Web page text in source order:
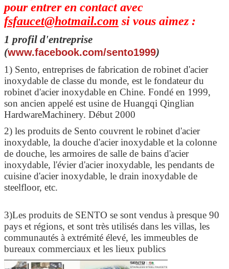
pour entrer en contact avec
fsfaucet@hotmail.com si vous aimez :
1 profil d'entreprise
(www.facebook.com/sento1999)
1) Sento, entreprises de fabrication de robinet d'acier
inoxydable de classe du monde, est le fondateur du
robinet d'acier inoxydable en Chine. Fondé en 1999,
son ancien appelé est usine de Huangqi Qinglian
HardwareMachinery. Début 2000
2) les produits de Sento couvrent le robinet d'acier
inoxydable, la douche d'acier inoxydable et la colonne
de douche, les armoires de salle de bains d'acier
inoxydable, l'évier d'acier inoxydable, les pendants de
cuisine d'acier inoxydable, le drain inoxydable de
steelfloor, etc.
3)Les produits de SENTO se sont vendus à presque 90
pays et régions, et sont très utilisés dans les villas, les
communautés à extrémité élevé, les immeubles de
bureaux commerciaux et les lieux publics